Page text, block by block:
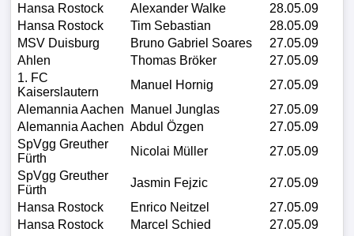
Hansa Rostock
Alexander Walke
28.05.09
Hansa Rostock
Tim Sebastian
28.05.09
MSV Duisburg
Bruno Gabriel Soares
27.05.09
Ahlen
Thomas Bröker
27.05.09
1. FC
Kaiserslautern
Manuel Hornig
27.05.09
Alemannia Aachen
Manuel Junglas
27.05.09
Alemannia Aachen Abdul Özgen
27.05.09
SpVgg Greuther
Fürth
Nicolai Müller
27.05.09
SpVgg Greuther
Fürth
Jasmin Fejzic
27.05.09
Hansa Rostock
Enrico Neitzel
27.05.09
Hansa Rostock
Marcel Schied
27.05.09